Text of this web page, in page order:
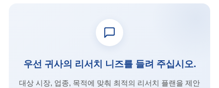
우선 귀사의 리서치 니즈를 들려 주십시오.
대상 시장, 업종, 목적에 맞춰 최적의 리서치 플랜을 제안